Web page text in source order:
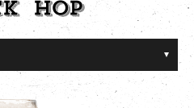
HOP